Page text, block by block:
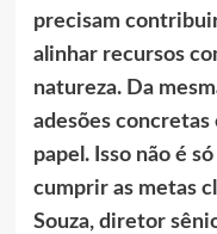
precisam
alinhar recursos
natureza. Da
adesões
papel. Isso não é
cumprir as metas
Souza, diretor